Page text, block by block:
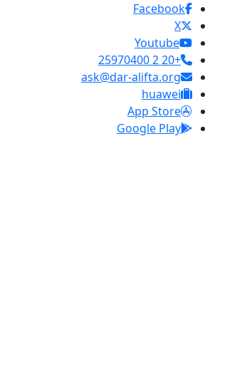
Facebook
X
Youtube
+20 2 25970400
ask@dar-alifta.org
huawei
App Store
Google Play